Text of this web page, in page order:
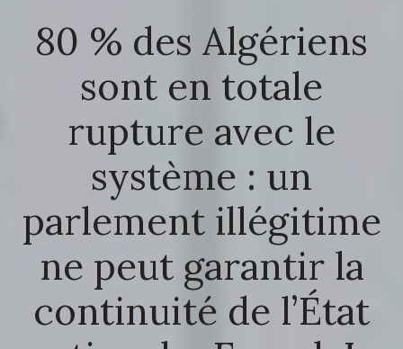
80 % des Algériens
sont en totale
rupture avec le
système : un
parlement illégitime
ne peut garantir la
continuité de l’État